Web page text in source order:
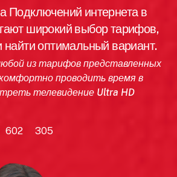
Подключений интернета в
широкий выбор тарифов,
оптимальный вариант.
из тарифов представленных
проводить время в
телевидение Ultra HD
602 305